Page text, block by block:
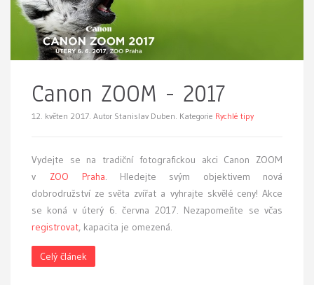
Canon ZOOM - 2017
12. květen 2017. Autor Stanislav Duben. Kategorie Rychlé tipy
Vydejte se na tradiční fotografickou akci Canon ZOOM
v ZOO Praha. Hledejte svým objektivem nová
dobrodružství ze světa zvířat a vyhrajte skvělé ceny! Akce
se koná v úterý 6. června 2017. Nezapomeňte se včas
registrovat, kapacita je omezená.
Celý článek